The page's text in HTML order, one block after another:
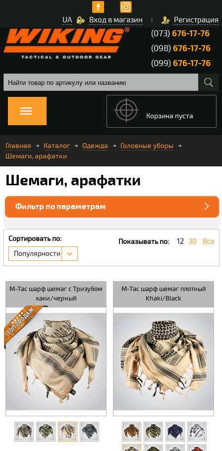
Вход в магазин Регистрация
UA
(073)676-17-76
(098)676-17-76
(099)676-17-76
Корзина пуста
Главная Каталог Одежда
Головные уборы
Шемаги, арафатки
Шемаги, арафатки
Фильтр по параметрам
Сортировать по:
Популярности
Показывать по: 12 30 Все
M-Tac шарф шемаг с Тризубом
хаки/черный
M-Tac шарф шемаг плотный
Khaki/Black